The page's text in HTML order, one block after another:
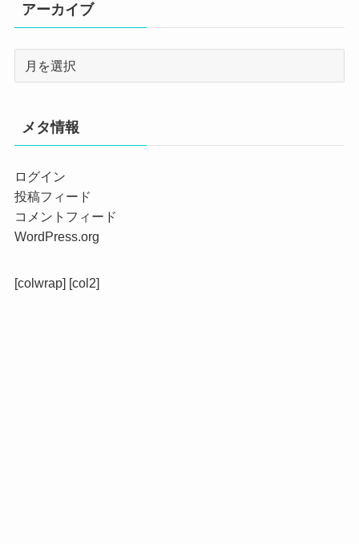
アーカイブ
メタ情報
ログイン
投稿フィード
コメントフィード
WordPress.org
[colwrap] [col2]